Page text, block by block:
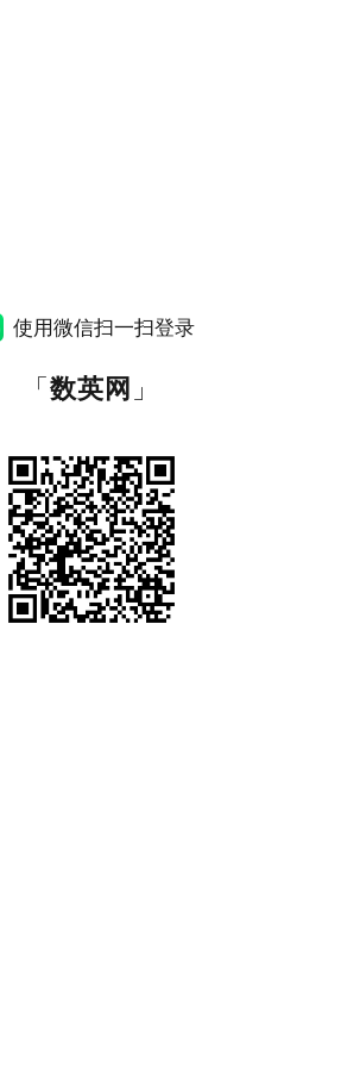
使用微信扫一扫登录
「数英网 」